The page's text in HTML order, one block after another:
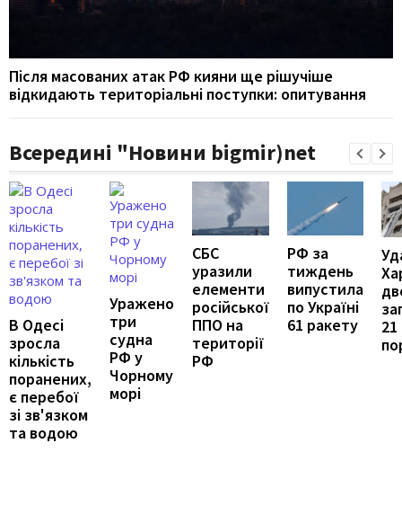
Після масованих атак РФ кияни ще рішучіше
відкидають територіальні поступки: опитування
Всередині "Новини bigmir)net
В Одесі
зросла
кількість
поранених,
є перебої
зі зв'язком
та водою
Уражено
три
судна
РФ у
Чорному
морі
СБС
уразили
елементи
російської
ППО на
території
РФ
РФ за
тиждень
випустила
по Україні
61 ракету
21